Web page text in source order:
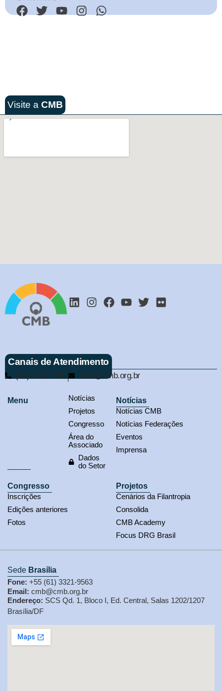
Visite a CMB
Canais de Atendimento
(61) 3321-9563 cmb@cmb.org.br
Menu
Notícias
Projetos
Congresso
Área do
Associado
Dados
do Setor
Notícias
Notícias CMB
Notícias Federações
Eventos
Imprensa
Congresso
Inscrições
Edições anteriores
Fotos
Projetos
Cenários da Filantropia
Consolida
CMB Academy
Focus DRG Brasil
Sede Brasília
Fone: +55 (61) 3321-9563
Email: cmb@cmb.org.br
Endereço: SCS Qd. 1, Bloco I, Ed. Central, Salas 1202/1207
Brasília/DF